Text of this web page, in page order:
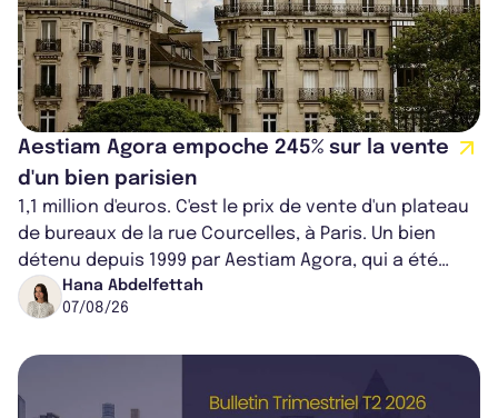
Aestiam Agora empoche 245% sur la vente
d'un bien parisien
1,1 million d'euros. C'est le prix de vente d'un plateau
de bureaux de la rue Courcelles, à Paris. Un bien
détenu depuis 1999 par Aestiam Agora, qui a été
cédé avec une plus-value...
Hana Abdelfettah
07/08/26